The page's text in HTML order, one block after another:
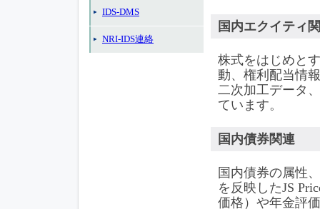
国内エクイティ
株式をはじめと
動、権利配当情
二次加工データ
ています。
国内債券関連
国内債券の属性
を反映したJS
価格）や年金評
IDS-DMS
NRI-IDS連絡